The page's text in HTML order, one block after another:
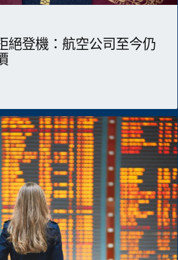
絕登機：航空公司至今仍